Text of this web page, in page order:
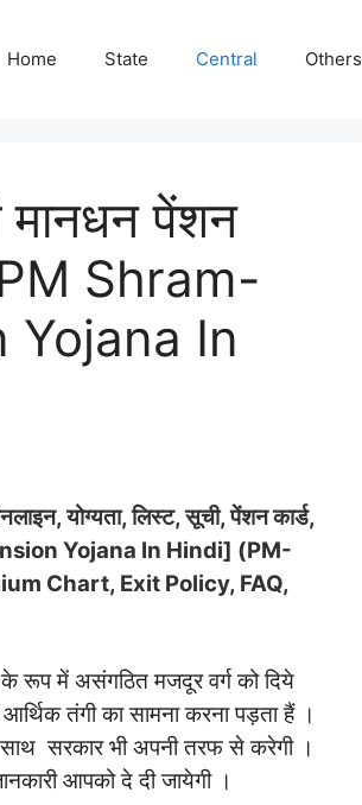
Home State Central Others
मानधन पेंशन
Shram-
Yojana In
योग्यता, लिस्ट, सूची, पेंशन कार्ड,
Yojana In Hindi] (PM-
Chart, Exit Policy, FAQ,
रूप में असंगठित मजदूर वर्ग को दिये
आर्थिक तंगी का सामना करना पड़ता हैं ।
साथ सरकार भी अपनी तरफ से करेगी ।
आपको दे दी जायेगी ।